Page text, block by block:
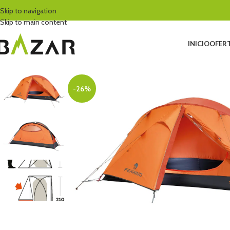
Skip to navigation
Skip to main content
INICIO
-26%